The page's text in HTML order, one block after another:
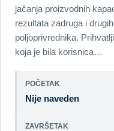
jačanja proizvodnih
rezultata zadruga i
poljoprivrednika.
koja je bila korisnica…
POČETAK
Nije naveden
ZAVRŠETAK